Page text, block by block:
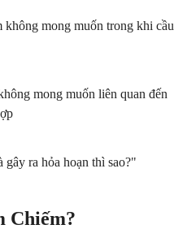
mong muốn trong khi cầu
mong muốn liên quan đến
ra hỏa hoạn thì sao?"
Chiếm?